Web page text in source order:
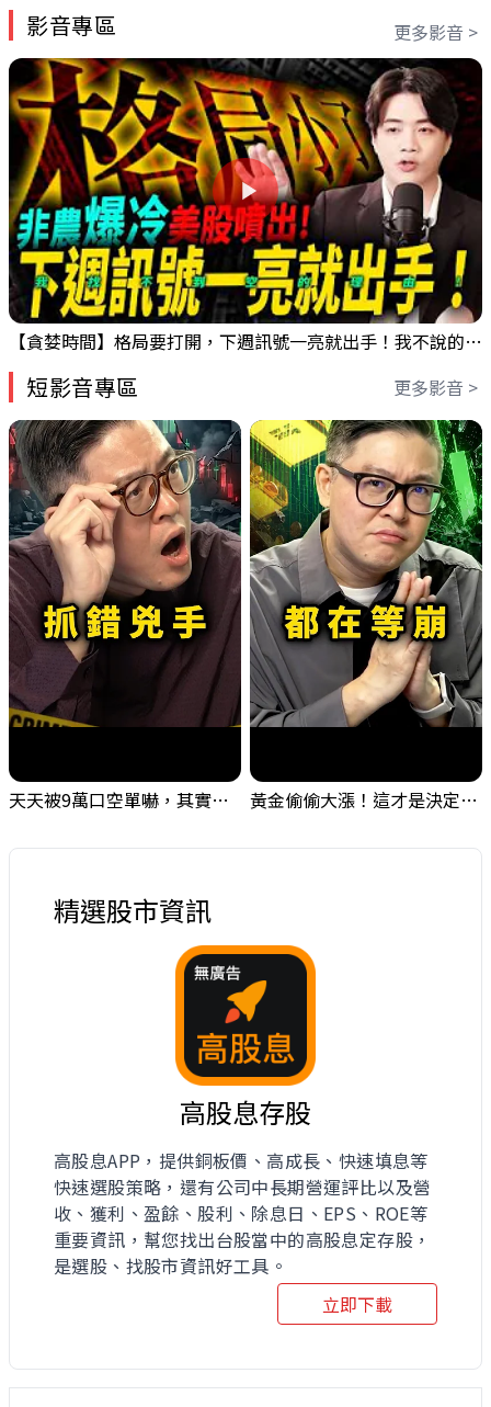
影音專區 更多影音 >
【貪婪時間】格局要打開，下週訊號一亮就出手！我不說的話還真一堆人不知道！｜錢進大趨勢 Mr.智霖 陳 2026/08/08
短影音專區 更多影音 >
天天被9萬口空單嚇，其實你盯錯地方了｜Mr.Jimmy高志銘 #台股 #外資期貨 #融資 黃金偷偷大漲！這才是決定台股生死的「真風向球」！｜Mr.Jimmy高志銘 #黃金 #美元指數 #聯準會
精選股市資訊
高股息存股
高股息APP，提供銅板價、高成長、快速填息等
快速選股策略，還有公司中長期營運評比以及營
收、獲利、盈餘、股利、除息日、EPS、ROE等
重要資訊，幫您找出台股當中的高股息定存股，
是選股、找股市資訊好工具。
立即下載